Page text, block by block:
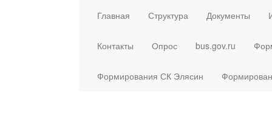
Главная Структура Документы
Контакты Опрос bus.gov.ru
Формирования СК Элясин